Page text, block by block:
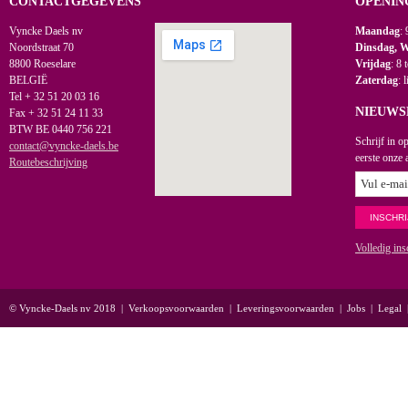
Vyncke Daels nv
Noordstraat 70
8800 Roeselare
BELGIË
Tel + 32 51 20 03 16
Fax + 32 51 24 11 33
BTW BE 0440 756 221
contact@vyncke-daels.be
Routebeschrijving
Maandag:
Dinsdag,
Vrijdag: 8
Zaterdag:
Schrijf in
eerste onze
Volledig
© Vyncke-Daels nv 2018 | Verkoopsvoorwaarden | Leveringsvoorwaarden | Jobs | Legal